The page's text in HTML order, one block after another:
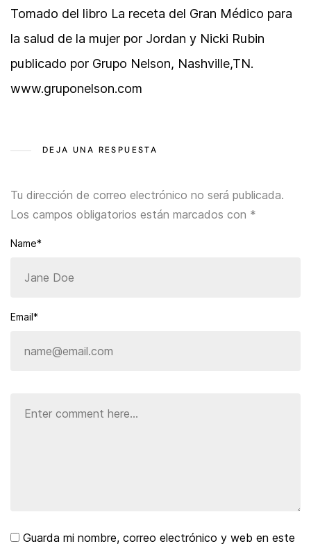
Tomado del libro La receta del Gran Médico para
la salud de la mujer por Jordan y Nicki Rubin
publicado por Grupo Nelson, Nashville,TN.
www.gruponelson.com
DEJA UNA RESPUESTA
Tu dirección de correo electrónico no será publicada.
Los campos obligatorios están marcados con *
Name*
Email*
Guarda mi nombre, correo electrónico y web en este